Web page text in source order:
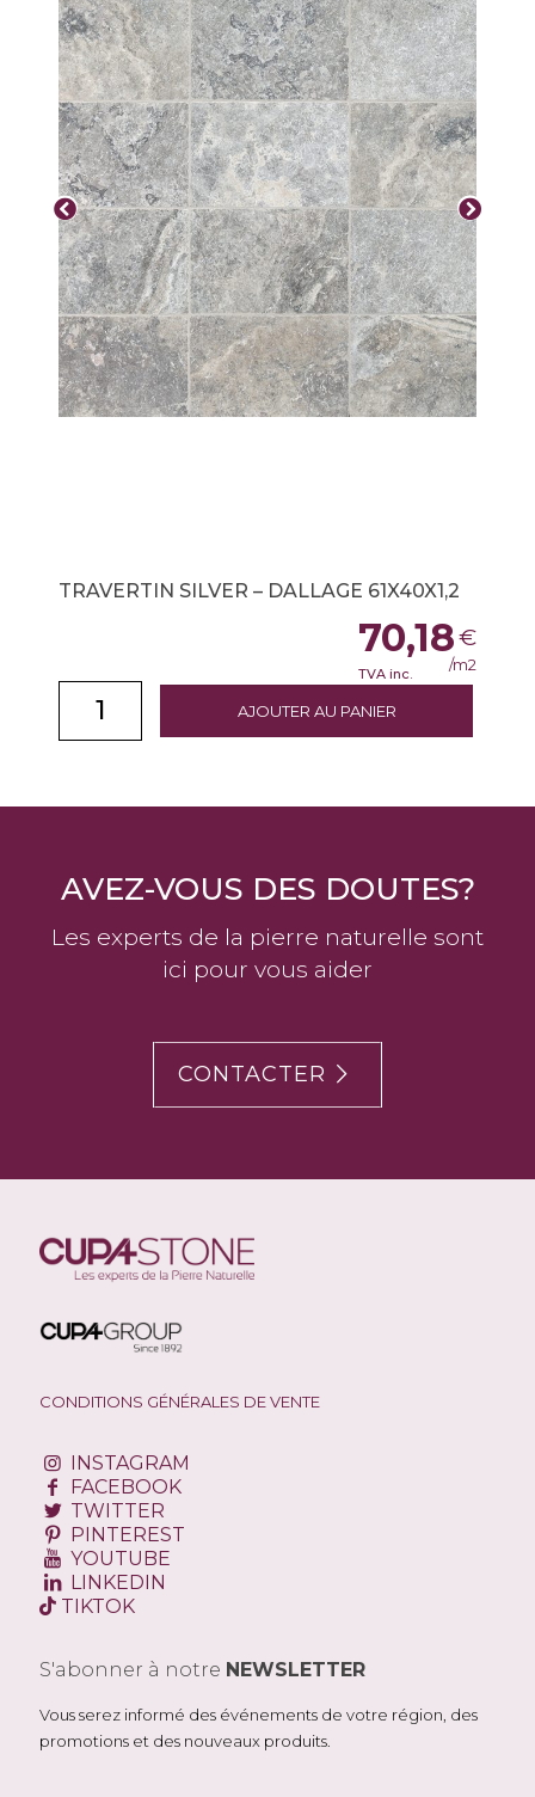
TRAVERTIN SILVER – DALLAGE 61X40X1,2
AJOUTER AU PANIER
70,18€
TVA inc. /m2
AVEZ-VOUS DES DOUTES?
Les experts de la pierre naturelle sont
ici pour vous aider
CONTACTER
CONDITIONS GÉNÉRALES DE VENTE
INSTAGRAM
FACEBOOK
TWITTER
PINTEREST
YOUTUBE
LINKEDIN
TIKTOK
S'abonner à notre NEWSLETTER
Vous serez informé des événements de votre région, des
promotions et des nouveaux produits.